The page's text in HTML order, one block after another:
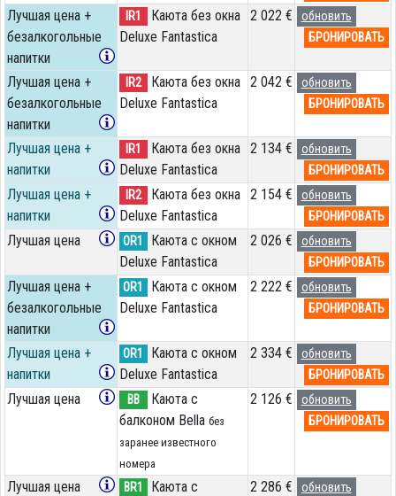
Лучшая цена +
безалкогольные
напитки
IR1
Каюта без окна
Deluxe Fantastica
2 022 €
обновить
БРОНИРОВАТЬ
Лучшая цена +
безалкогольные
напитки
IR2
Каюта без окна
Deluxe Fantastica
2 042 €
обновить
БРОНИРОВАТЬ
Лучшая цена +
напитки
IR1
Каюта без окна
Deluxe Fantastica
2 134 €
обновить
БРОНИРОВАТЬ
Лучшая цена +
напитки
IR2
Каюта без окна
Deluxe Fantastica
2 154 €
обновить
БРОНИРОВАТЬ
Лучшая цена OR1
Каюта с окном
Deluxe Fantastica
2 026 €
обновить
БРОНИРОВАТЬ
Лучшая цена +
безалкогольные
напитки
OR1
Каюта с окном
Deluxe Fantastica
2 222 €
обновить
БРОНИРОВАТЬ
Лучшая цена +
напитки
OR1
Каюта с окном
Deluxe Fantastica
2 334 €
обновить
БРОНИРОВАТЬ
Лучшая цена BB
Каюта с
балконом Bella без
заранее известного
номера
2 126 €
обновить
БРОНИРОВАТЬ
Лучшая цена BR1
Каюта с
2 286 €
обновить